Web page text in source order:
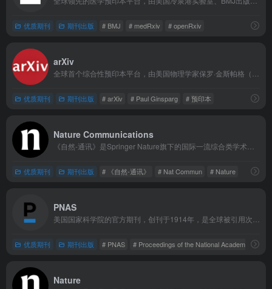
优质期刊 期刊出版 # BMJ # medRxiv # openRxiv
arXiv
优质期刊 期刊出版 # arXiv # Paul Ginsparg # 预印本
Nature Communications
优质期刊 期刊出版 # 《自然-通讯》 # Nat Commun # Nature
PNAS
优质期刊 期刊出版 # PNAS # Proceedings of the National Academy of
Nature